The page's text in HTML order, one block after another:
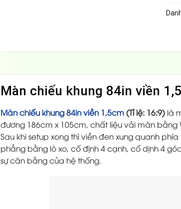
Màn chiếu khung 84in viền
Màn chiếu khung 84in viền 1,5cm(Tỉ lệ: 16:9) là
đương 186cm x 105cm, chất liệu vải màn
Sau khi setup xong thì viền đen xung quanh
phẳng bằng lò xo, cố định 4 cạnh, cố dịnh 4
sự cân bằng của hệ thống.